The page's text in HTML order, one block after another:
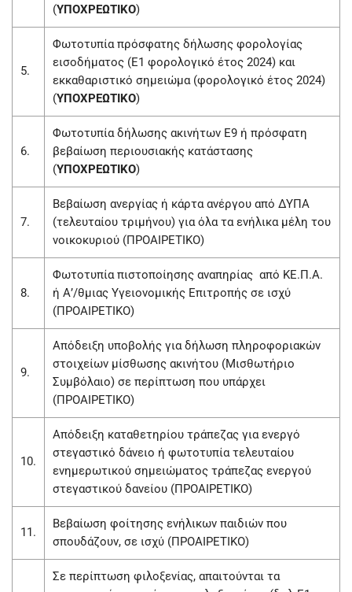
(ΥΠΟΧΡΕΩΤΙΚΟ)
5.
Φωτοτυπία πρόσφατης δήλωσης φορολογίας
εισοδήματος (Ε1 φορολογικό έτος 2024) και
εκκαθαριστικό σημειώμα (φορολογικό έτος 2024)
(ΥΠΟΧΡΕΩΤΙΚΟ)
6.
Φωτοτυπία δήλωσης ακινήτων Ε9 ή πρόσφατη
βεβαίωση περιουσιακής κατάστασης
(ΥΠΟΧΡΕΩΤΙΚΟ)
7.
Βεβαίωση ανεργίας ή κάρτα ανέργου από ΔΥΠΑ
(τελευταίου τριμήνου) για όλα τα ενήλικα μέλη του
νοικοκυριού (ΠΡΟΑΙΡΕΤΙΚΟ)
8.
Φωτοτυπία πιστοποίησης αναπηρίας από ΚΕ.Π.Α.
ή Α’/θμιας Υγειονομικής Επιτροπής σε ισχύ
(ΠΡΟΑΙΡΕΤΙΚΟ)
9.
Απόδειξη υποβολής για δήλωση πληροφοριακών
στοιχείων μίσθωσης ακινήτου (Μισθωτήριο
Συμβόλαιο) σε περίπτωση που υπάρχει
(ΠΡΟΑΙΡΕΤΙΚΟ)
10.
Απόδειξη καταθετηρίου τράπεζας για ενεργό
στεγαστικό δάνειο ή φωτοτυπία τελευταίου
ενημερωτικού σημειώματος τράπεζας ενεργού
στεγαστικού δανείου (ΠΡΟΑΙΡΕΤΙΚΟ)
11.
Βεβαίωση φοίτησης ενήλικων παιδιών που
σπουδάζουν, σε ισχύ (ΠΡΟΑΙΡΕΤΙΚΟ)
Σε περίπτωση φιλοξενίας, απαιτούνται τα